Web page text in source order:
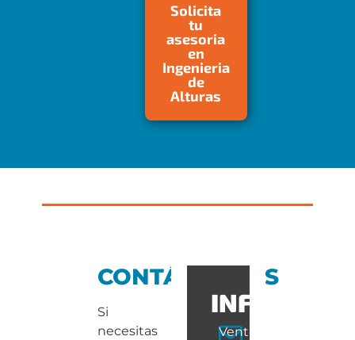
Solicita
tu
asesoria
en
Ingenieria
de
Alturas
CONTÁCTANOS
Si
necesitas
INFO